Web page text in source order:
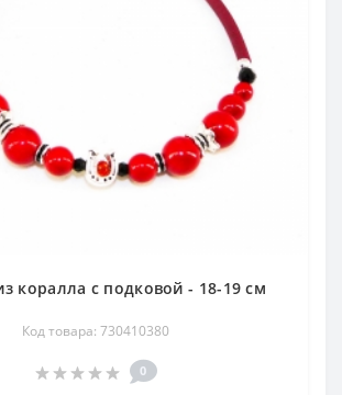
коралла с подковой - 18-19 см
Код товара: 730410380
0